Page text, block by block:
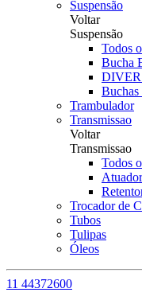
Suspensão
Voltar
Suspensão
Todos
Bucha
Buchas
Trambulador
Transmissao
Voltar
Transmissao
Todos
Trocador de
Tubos
Tulipas
Óleos
11 44372600